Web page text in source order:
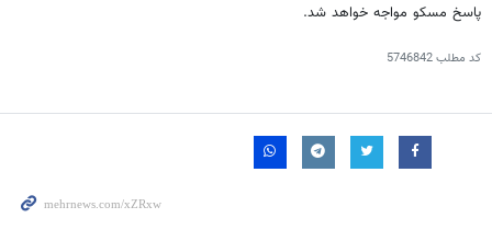
پاسخ مسکو مواجه خواهد شد.
کد مطلب5746842